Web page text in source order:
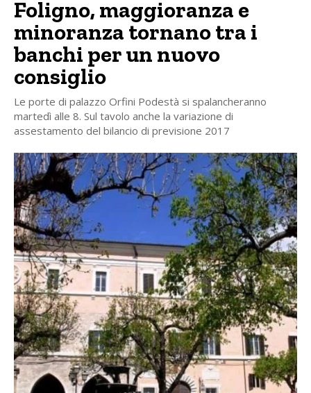
Foligno, maggioranza e
minoranza tornano tra i
banchi per un nuovo
consiglio
Le porte di palazzo Orfini Podestà si spalancheranno
martedì alle 8. Sul tavolo anche la variazione di
assestamento del bilancio di previsione 2017